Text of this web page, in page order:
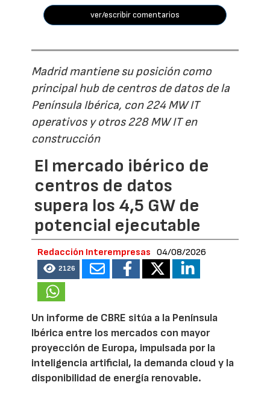
ver/escribir comentarios
Madrid mantiene su posición como
principal hub de centros de datos de la
Península Ibérica, con 224 MW IT
operativos y otros 228 MW IT en
construcción
El mercado ibérico de
centros de datos
supera los 4,5 GW de
potencial ejecutable
Redacción Interempresas 04/08/2026
2126
Un informe de CBRE sitúa a la Península
Ibérica entre los mercados con mayor
proyección de Europa, impulsada por la
inteligencia artificial, la demanda cloud y la
disponibilidad de energía renovable.